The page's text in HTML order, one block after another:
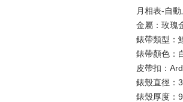
月相表-自
金屬： 玫瑰
錶帶類型：
錶帶顏色：
皮帶扣：
錶殼直徑：
錶殼厚度：